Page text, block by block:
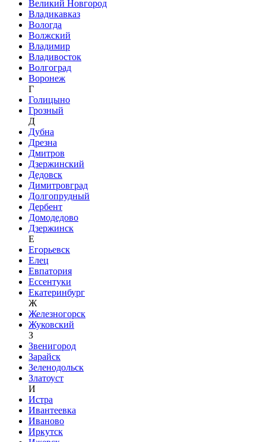
Великий Новгород
Владикавказ
Вологда
Волжский
Владимир
Владивосток
Волгоград
Воронеж
Г
Голицыно
Грозный
Д
Дубна
Дрезна
Дмитров
Дзержинский
Дедовск
Димитровград
Долгопрудный
Дербент
Домодедово
Дзержинск
Е
Егорьевск
Елец
Евпатория
Ессентуки
Екатеринбург
Ж
Железногорск
Жуковский
З
Звенигород
Зарайск
Зеленодольск
Златоуст
И
Истра
Ивантеевка
Иваново
Иркутск